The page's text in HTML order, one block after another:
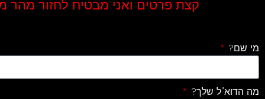
קצת פרטים ואני מבטיח לחזור מהר
מי שם?
מה הדוא"ל שלך?